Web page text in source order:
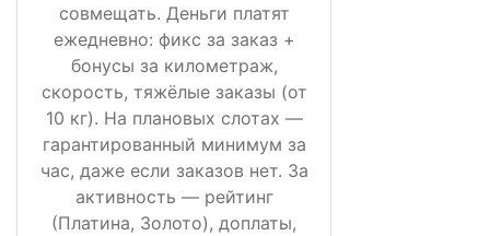
совмещать. Деньги платят
ежедневно: фикс за заказ +
бонусы за километраж,
скорость, тяжёлые заказы (от
10 кг). На плановых слотах —
гарантированный минимум за
час, даже если заказов нет. За
активность — рейтинг
(Платина, Золото), доплаты,